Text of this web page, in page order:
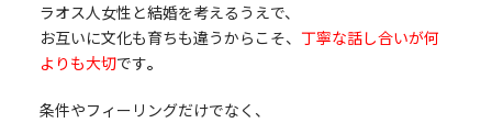
ラオス人女性と結婚を考えるうえで、
お互いに文化も育ちも違うからこそ、 丁寧な話し合いが何
よりも大切です。
条件やフィーリングだけでなく、